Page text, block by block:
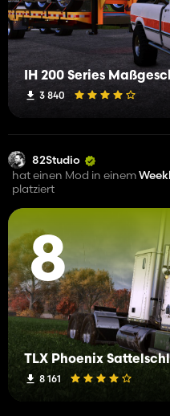
IH 200 Series
3 840
82Studio
hat einen Mod in einem
platziert
8
TLX Phoenix
8 161